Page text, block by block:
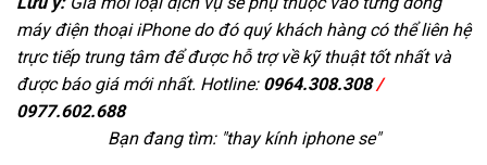
máy điện thoại iPhone do đó quý khách hàng có thể liên hệ
trực tiếp trung tâm để được hỗ trợ về kỹ thuật tốt nhất và
được báo giá mới nhất. Hotline: 0964.308.308/
0977.602.688
Bạn đang tìm: "thay kính iphone se"